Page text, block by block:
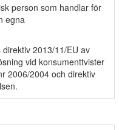
person som handlar för
egna
2013/11/EU av
vid konsumenttvister
2006/2004 och direktiv